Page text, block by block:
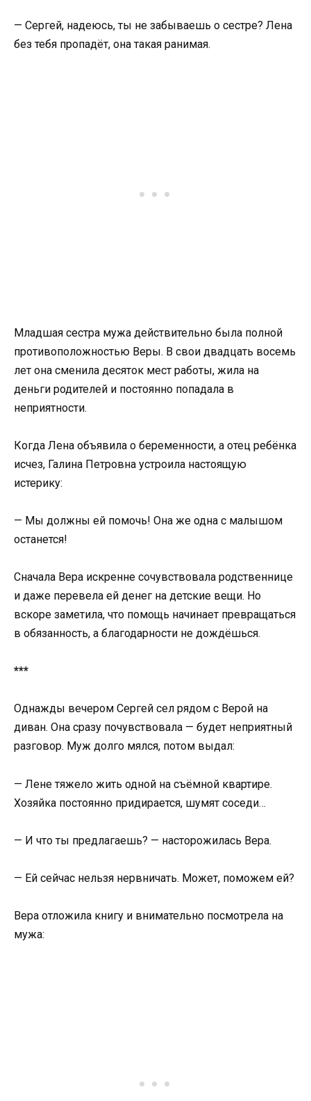
— Сергей, надеюсь, ты не забываешь о сестре? Лена
без тебя пропадёт, она такая ранимая.
Младшая сестра мужа действительно была полной
противоположностью Веры. В свои двадцать восемь
лет она сменила десяток мест работы, жила на
деньги родителей и постоянно попадала в
неприятности.
Когда Лена объявила о беременности, а отец ребёнка
исчез, Галина Петровна устроила настоящую
истерику:
— Мы должны ей помочь! Она же одна с малышом
останется!
Сначала Вера искренне сочувствовала родственнице
и даже перевела ей денег на детские вещи. Но
вскоре заметила, что помощь начинает превращаться
в обязанность, а благодарности не дождёшься.
***
Однажды вечером Сергей сел рядом с Верой на
диван. Она сразу почувствовала — будет неприятный
разговор. Муж долго мялся, потом выдал:
— Лене тяжело жить одной на съёмной квартире.
Хозяйка постоянно придирается, шумят соседи…
— И что ты предлагаешь? — насторожилась Вера.
— Ей сейчас нельзя нервничать. Может, поможем ей?
Вера отложила книгу и внимательно посмотрела на
мужа: